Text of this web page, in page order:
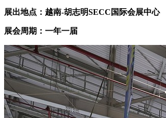
展出地点：越南-胡志明SECC国际会展中心
展会周期：一年一届